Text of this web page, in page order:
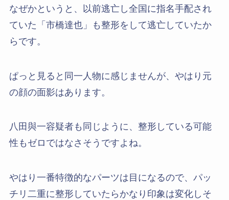
なぜかというと、以前逃亡し全国に指名手配され
ていた「市橋達也」も整形をして逃亡していたか
らです。
ぱっと見ると同一人物に感じませんが、やはり元
の顔の面影はあります。
八田與一容疑者も同じように、整形している可能
性もゼロではなさそうですよね。
やはり一番特徴的なパーツは目になるので、パッ
チリ二重に整形していたらかなり印象は変化しそ